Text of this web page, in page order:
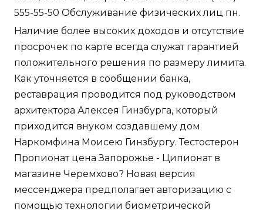
555-55-50 Обслуживание физических лиц пн.
Наличие более высоких доходов и отсутствие
просрочек по карте всегда служат гарантией
положительного решения по размеру лимита.
Как уточняется в сообщении банка,
реставрация проводится под руководством
архитектора Алексея Гинзбурга, который
приходится внуком создавшему дом
Наркомфина Моисею Гинзбургу. Тестостерон
Пропионат цена Запорожье - Ципионат в
магазине Черемхово? Новая версия
мессенджера предполагает авторизацию с
помощью технологии биометрической